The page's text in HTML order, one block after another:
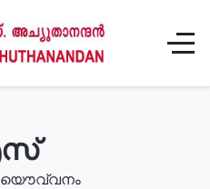
യൌവ്വനം